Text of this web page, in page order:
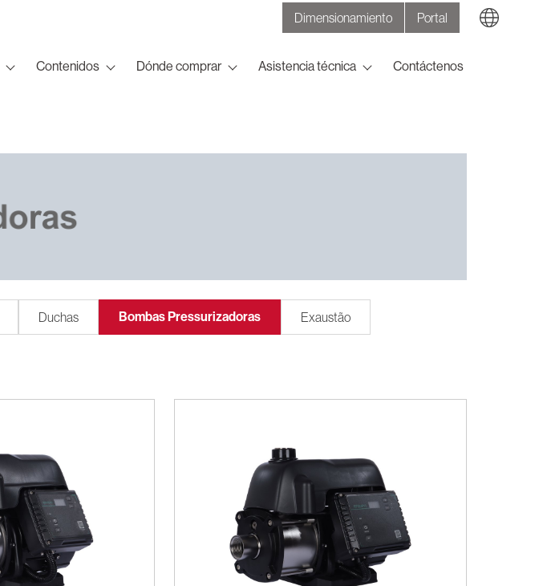
Dimensionamiento Portal
Contenidos Dónde comprar Asistencia técnica Contáctenos
Duchas Bombas Pressurizadoras Exaustão